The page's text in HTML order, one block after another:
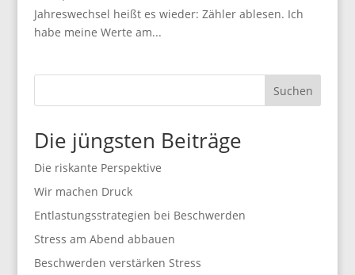
Jahreswechsel heißt es wieder: Zähler ablesen. Ich
habe meine Werte am...
Suchen
Die jüngsten Beiträge
Die riskante Perspektive
Wir machen Druck
Entlastungsstrategien bei Beschwerden
Stress am Abend abbauen
Beschwerden verstärken Stress